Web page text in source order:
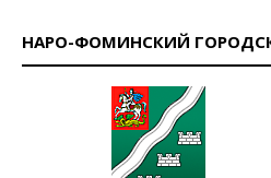
НАРО-ФОМИНСКИЙ